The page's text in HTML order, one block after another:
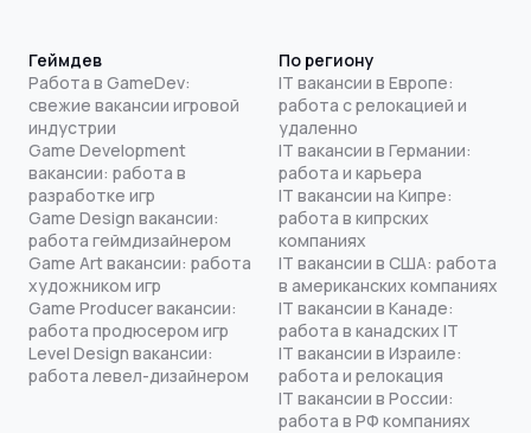
Геймдев
Работа в GameDev:
свежие вакансии игровой
индустрии
Game Development
вакансии: работа в
разработке игр
Game Design вакансии:
работа геймдизайнером
Game Art вакансии: работа
художником игр
Game Producer вакансии:
работа продюсером игр
Level Design вакансии:
работа левел-дизайнером
По региону
IT вакансии в Европе:
работа с релокацией и
удаленно
IT вакансии в Германии:
работа и карьера
IT вакансии на Кипре:
работа в кипрских
компаниях
IT вакансии в США: работа
в американских компаниях
IT вакансии в Канаде:
работа в канадских IT
IT вакансии в Израиле:
работа и релокация
IT вакансии в России:
работа в РФ компаниях